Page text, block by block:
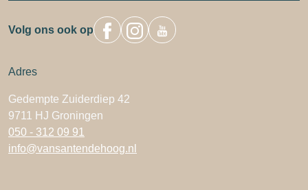
Volg ons ook op
Adres
Gedempte Zuiderdiep 42
9711 HJ Groningen
050 - 312 09 91
info@vansantendehoog.nl